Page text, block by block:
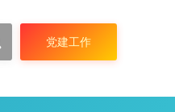
党建工作